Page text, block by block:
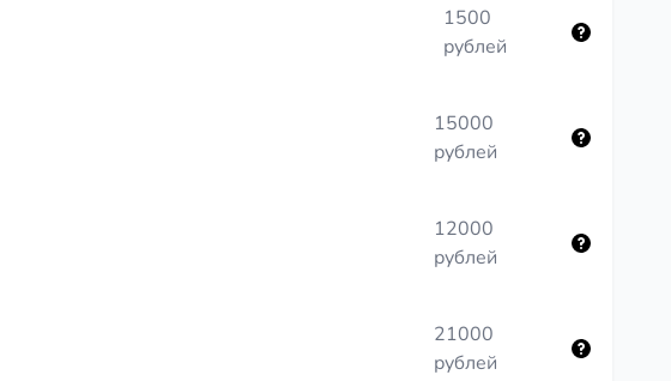
1500
рублей
15000
рублей
12000
рублей
21000
рублей